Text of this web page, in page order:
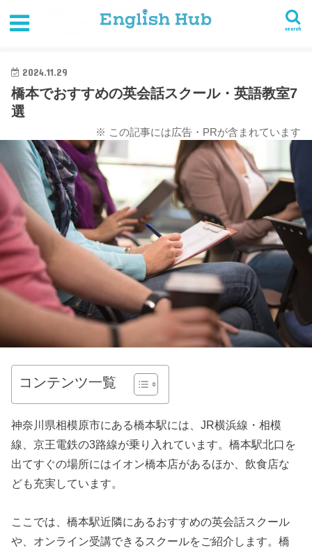
search
英会話スクール・英会話教室
【東京】おすすめの英会話スクール・英語教室まとめ
橋本でおすすめの英会話スクール・英語教室7選
2024.11.29
橋本でおすすめの英会話スクール・英語教室7
選
※ この記事には広告・PRが含まれています
コンテンツ一覧
神奈川県相模原市にある橋本駅には、JR横浜線・相模
線、京王電鉄の3路線が乗り入れています。橋本駅北口を
出てすぐの場所にはイオン橋本店があるほか、飲食店な
ども充実しています。
ここでは、橋本駅近隣にあるおすすめの英会話スクール
や、オンライン受講できるスクールをご紹介します。橋